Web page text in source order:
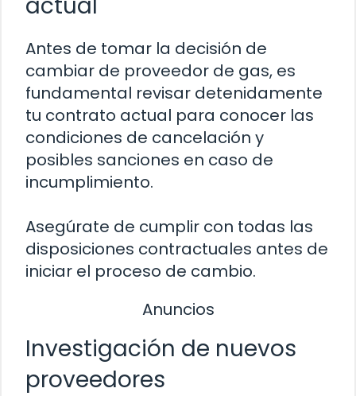
Antes de tomar la decisión de
cambiar de proveedor de gas, es
fundamental revisar detenidamente
tu contrato actual para conocer las
condiciones de cancelación y
posibles sanciones en caso de
incumplimiento.
Asegúrate de cumplir con todas las
disposiciones contractuales antes de
iniciar el proceso de cambio.
Anuncios
Investigación de nuevos
proveedores